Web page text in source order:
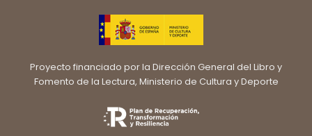
Proyecto financiado por la Dirección General del Libro y
Fomento de la Lectura, Ministerio de Cultura y Deporte